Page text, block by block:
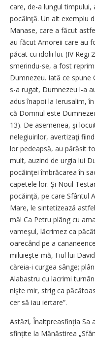
care, de-a lungul
pocăinţă. Un alt exemplu
Manase, care a făcut
au făcut Amoreii care au
păcat cu idolii lui. (IV Regi
smerindu-se, a fost
Dumnezeu. Iată ce spune
s-a rugat, Dumnezeu l-a
adus înapoi la Ierusalim,
că Domnul este
13). De asemenea, şi
nelegiuirilor, avertizaţi
lor pedeapsă, au părăsit
mult, auzind de urgia lui
pocăinţei îmbrăcarea în
capetele lor. Şi Noul
pocăinţă, pe care Sfântul
Mare, le sintetizează
mă! Ca Petru plâng cu
vameşul, lăcrimez ca
oarecând pe a
miluieşte-mă, Fiul lui
căreia-i curgea sânge;
Alabastru cu lacrimi
nişte mir, strig ca
cer să iau iertare”.
Astăzi, Înaltpreasfinția Sa
sfințite la Mănăstirea